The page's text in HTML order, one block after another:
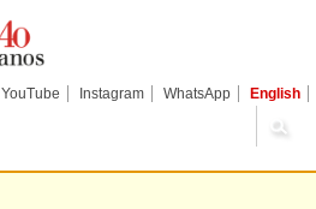
YouTube Instagram WhatsApp English